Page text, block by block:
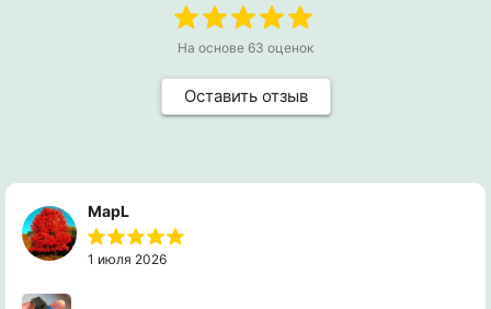
На основе 63 оценок
Оставить отзыв
MapL
1 июля 2026